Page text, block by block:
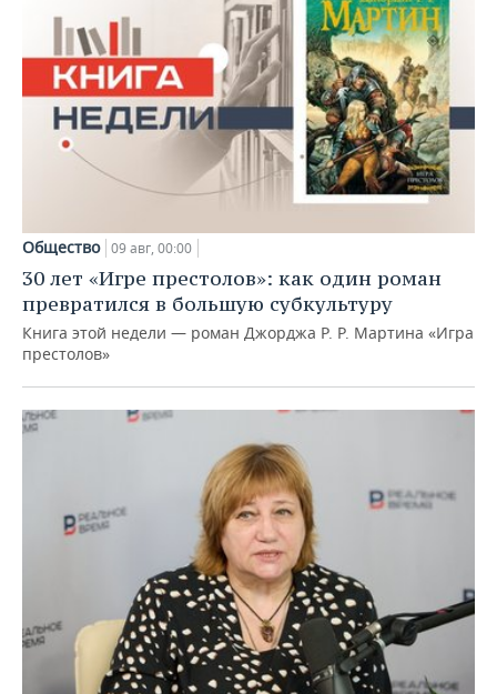
Общество 09 авг, 00:00
30 лет «Игре престолов»: как один роман
превратился в большую субкультуру
Книга этой недели — роман Джорджа Р. Р. Мартина «Игра
престолов»